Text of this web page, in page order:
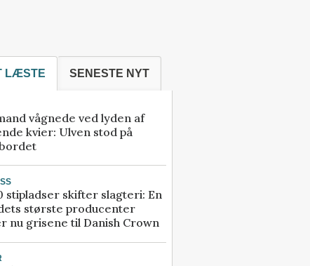
LÆSTE SENESTE NYT
vågnede ved lyden af
kvier: Ulven stod på
stipladser skifter slagteri: En
største producenter
nu grisene til Danish Crown